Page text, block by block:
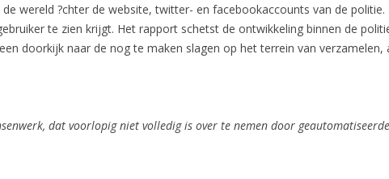
wereld ?chter de website, twitter- en facebookaccounts van de
te zien krijgt. Het rapport schetst de ontwikkeling binnen de
doorkijk naar de nog te maken slagen op het terrein van
dat voorlopig niet volledig is over te nemen door